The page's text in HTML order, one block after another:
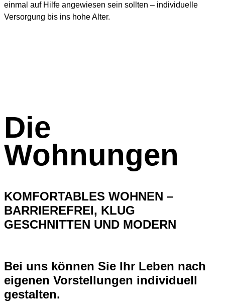
einmal auf Hilfe angewiesen sein sollten – individuelle
Versorgung bis ins hohe Alter.
Die
Wohnungen
KOMFORTABLES WOHNEN –
BARRIEREFREI, KLUG
GESCHNITTEN UND MODERN
Bei uns können Sie Ihr Leben nach
eigenen Vorstellungen individuell
gestalten.